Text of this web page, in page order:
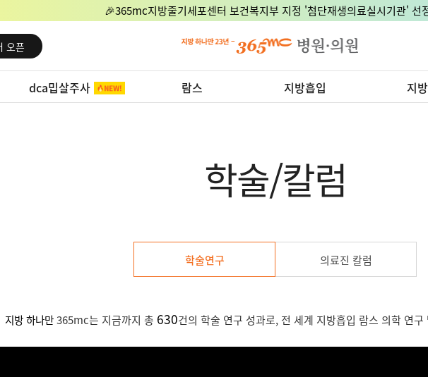
🎉365mc지방줄기세포센터 보건복지부 지정 '첨단재생의료실시기관' 선
오픈
오픈
오픈
오픈
dca밉살주사 람스 지방흡입 지
학술/칼럼
학술연구 의료진 칼럼
지방 하나만365mc는 지금까지 총 630건의 학술 연구 성과로, 전 세계 지방흡입 람스 의학 연